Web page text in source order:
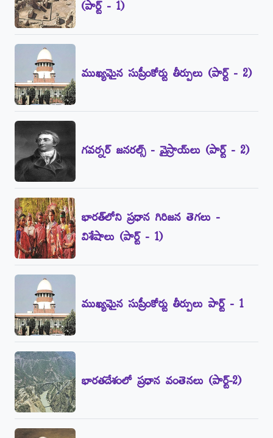
(పార్ట్‌ - 1)
ముఖ్యమైన సుప్రీంకోర్టు తీర్పులు (పార్ట్‌ - 2)
గవర్నర్‌ జనరల్స్‌ - వైస్రాయ్‌లు (పార్ట్‌ - 2)
భారత్‌లోని ప్రధాన గిరిజన తెగలు -
విశేషాలు (పార్ట్‌ - 1)
ముఖ్యమైన సుప్రీంకోర్టు తీర్పులు పార్ట్‌ - 1
భారతదేశంలో ప్రధాన వంతెనలు (పార్ట్‌-2)